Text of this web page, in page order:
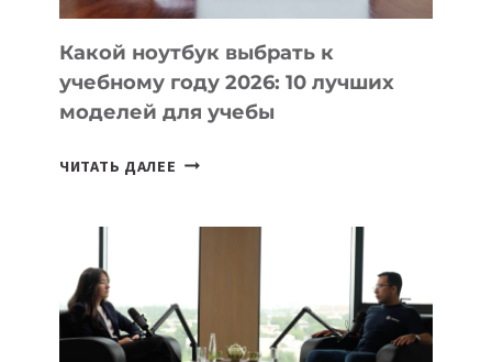
КОДА
Какой ноутбук выбрать к
учебному году 2026: 10 лучших
моделей для учебы
ЧИТАТЬ ДАЛЕЕ КАКОЙ
УЧЕБНОМУ
ГОДУ
2026:
10